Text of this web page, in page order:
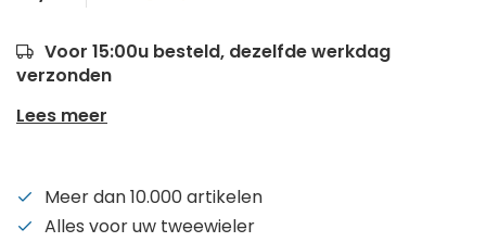
Voor 15:00u besteld, dezelfde werkdag
verzonden
Lees meer
Meer dan 10.000 artikelen
Alles voor uw tweewieler